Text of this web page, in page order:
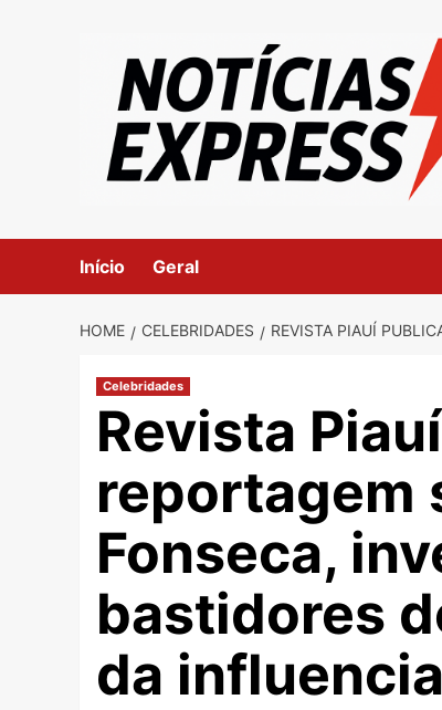
Início Geral
HOME CELEBRIDADES REVISTA PIAUÍ
Celebridades
Revista
reportagem
Fonseca,
bastidores
da